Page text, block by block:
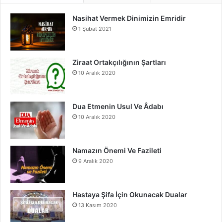
b
o
u
e
a
r
Nasihat Vermek Dinimizin Emridir
1 Şubat 2021
Ziraat Ortakçılığının Şartları
10 Aralık 2020
Dua Etmenin Usul Ve Âdabı
10 Aralık 2020
Namazın Önemi Ve Fazileti
9 Aralık 2020
Hastaya Şifa İçin Okunacak Dualar
13 Kasım 2020